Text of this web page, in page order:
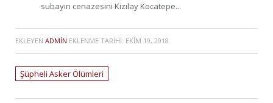
subayın cenazesini Kızılay Kocatepe...
EKLEYEN ADMIN EKLENME TARIHI: EKIM 19, 2018
Şüpheli Asker Ölümleri